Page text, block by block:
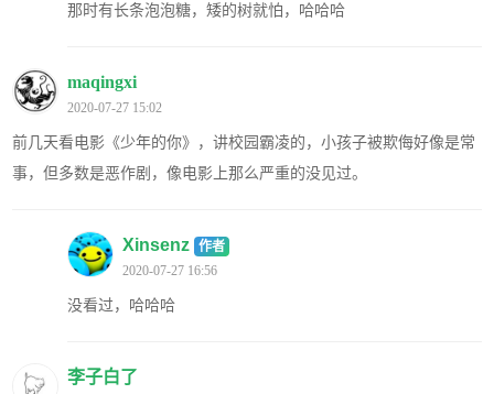
那时有长条泡泡糖，矮的树就怕，哈哈哈
maqingxi
2020-07-27 15:02
前几天看电影《少年的你》，讲校园霸凌的，小孩子被欺侮好像是常
事，但多数是恶作剧，像电影上那么严重的没见过。
Xinsenz 作者
2020-07-27 16:56
没看过，哈哈哈
李子白了